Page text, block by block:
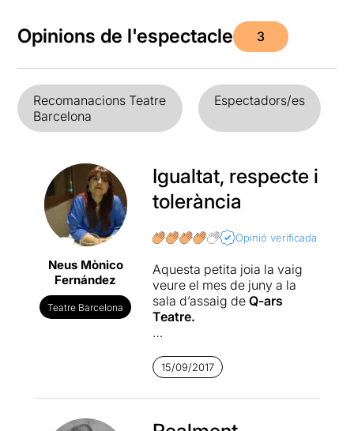
Opinions de l'espectacle 3
Recomanacions Teatre
Barcelona
Espectadors/es
Neus Mònico
Fernández
Teatre Barcelona
Igualtat, respecte i
tolerància
Opinió verificada
Aquesta petita joia la vaig
veure el mes de juny a la
sala d’assaig de Q-ars
Teatre.
l’escriptor i guionista
televisiuManel Bonany
l’adaptació teatral del relat
llibre “Habitació cero” del
15/09/2017